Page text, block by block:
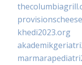
khedi2023.org